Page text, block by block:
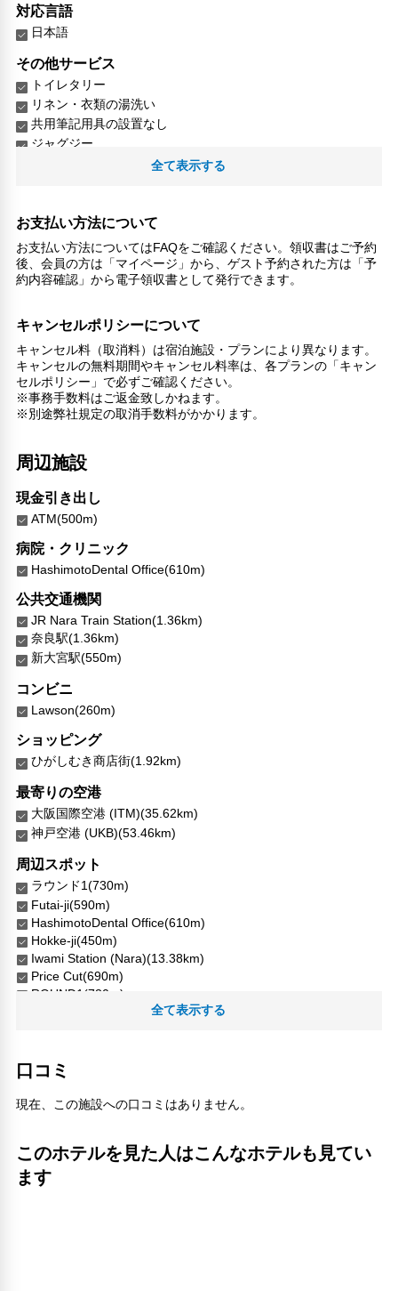
対応言語
日本語
その他サービス
トイレタリー
リネン・衣類の湯洗い
共用筆記用具の設置なし
ジャグジー
全て表示する
お支払い方法について
お支払い方法についてはFAQをご確認ください。領収書はご予約
後、会員の方は「マイページ」から、ゲスト予約された方は「予
約内容確認」から電子領収書として発行できます。
キャンセルポリシーについて
キャンセル料（取消料）は宿泊施設・プランにより異なります。
キャンセルの無料期間やキャンセル料率は、各プランの「キャン
セルポリシー」で必ずご確認ください。
※事務手数料はご返金致しかねます。
※別途弊社規定の取消手数料がかかります。
周辺施設
現金引き出し
ATM(500m)
病院・クリニック
HashimotoDental Office(610m)
公共交通機関
JR Nara Train Station(1.36km)
奈良駅(1.36km)
新大宮駅(550m)
コンビニ
Lawson(260m)
ショッピング
ひがしむき商店街(1.92km)
最寄りの空港
大阪国際空港 (ITM)(35.62km)
神戸空港 (UKB)(53.46km)
周辺スポット
ラウンド1(730m)
Futai-ji(590m)
HashimotoDental Office(610m)
Hokke-ji(450m)
Iwami Station (Nara)(13.38km)
Price Cut(690m)
ROUND1(730m)
奈良公園(3.12km)
新大宮駅(550m)
海龍王寺(480m)
田北病院(5.76km)
西大寺(2.63km)
全て表示する
口コミ
現在、この施設への口コミはありません。
このホテルを見た人はこんなホテルも見てい
ます